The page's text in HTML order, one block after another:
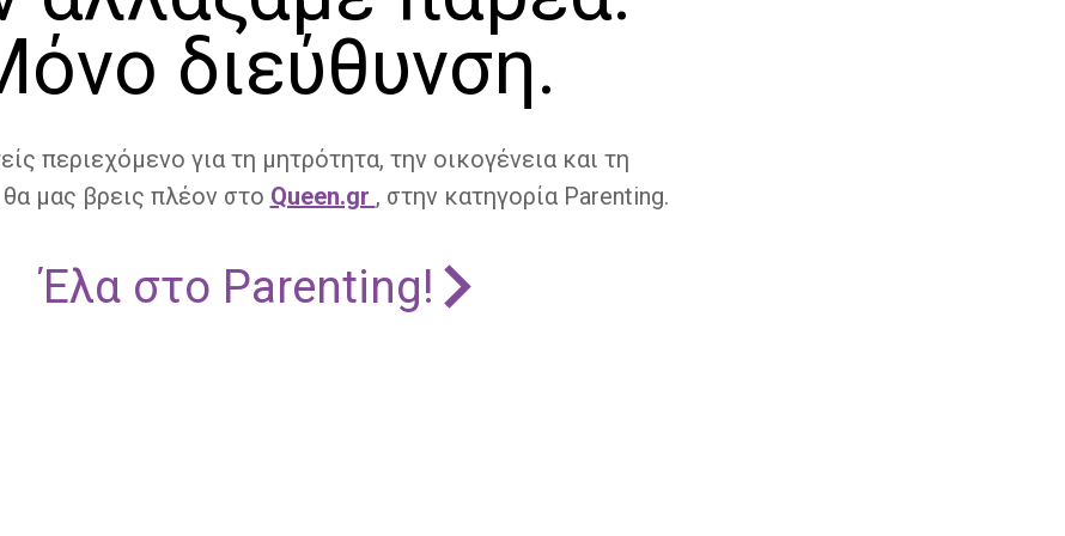
διεύθυνση.
περιεχόμενο για τη μητρότητα, την οικογένεια και τη
μας βρεις πλέον στο Queen.gr , στην κατηγορία Parenting.
Έλα στο Parenting!